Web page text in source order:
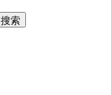
搜索